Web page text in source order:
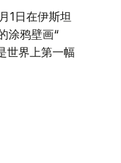
1日在伊斯坦
涂鸦壁画“
世界上第一幅